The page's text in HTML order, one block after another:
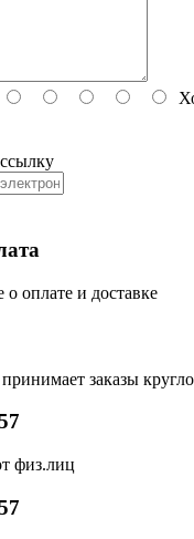
о оплате и доставке
заказы
физ.лиц